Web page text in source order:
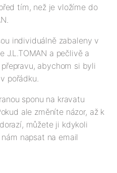
tím, než je vložíme do
individuálně zabaleny v
J.L.TOMAN a pečlivě a
abychom si byli
pořádku.
sponu na kravatu
ale změníte názor, až k
můžete ji kdykoli
napsat na email